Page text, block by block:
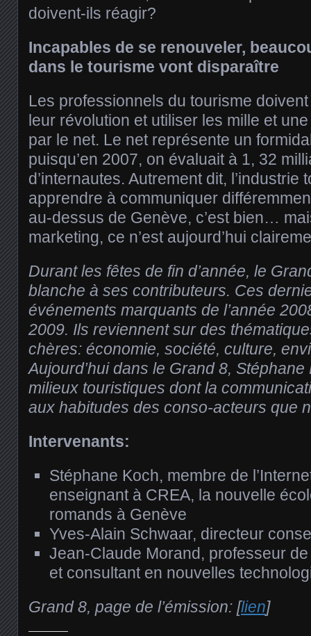
doivent-ils réagir?
Incapables de se renouveler,
dans le tourisme vont disparaître
Les professionnels du tourisme
leur révolution et utiliser les mille et
par le net. Le net représente un
puisqu’en 2007, on évaluait à 1, 32
d’internautes. Autrement dit, l’industrie
apprendre à communiquer
au-dessus de Genève, c’est bien…
marketing, ce n’est aujourd’hui
Durant les fêtes de fin d’année, le
blanche à ses contributeurs. Ces
événements marquants de l’année
2009. Ils reviennent sur des
chères: économie, société, culture,
Aujourd’hui dans le Grand 8,
milieux touristiques dont la
aux habitudes des conso-acteurs que
Intervenants:
Stéphane Koch, membre de
enseignant à CREA, la nouvelle
romands à Genève
Yves-Alain Schwaar, directeur
Jean-Claude Morand, professeur
et consultant en nouvelles
Grand 8, page de l’émission: [lien]